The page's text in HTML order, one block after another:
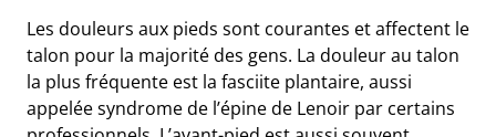
Les douleurs aux pieds sont courantes et affectent le
talon pour la majorité des gens. La douleur au talon
la plus fréquente est la fasciite plantaire, aussi
appelée syndrome de l’épine de Lenoir par certains